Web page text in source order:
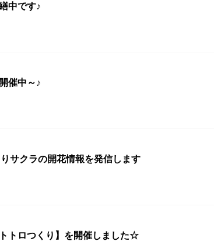
中です♪
催中～♪
サクラの開花情報を発信します
トロつくり】を開催しました☆